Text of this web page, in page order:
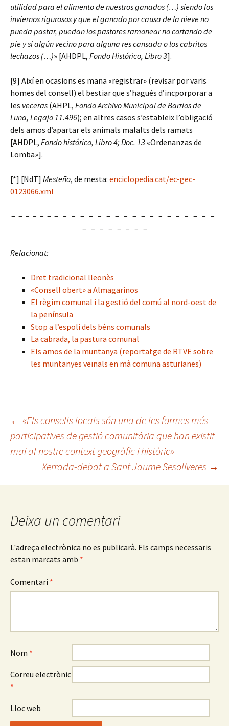
utilidad para el alimento de nuestros ganados (…) siendo los
inviernos rigurosos y que el ganado por causa de la nieve no
pueda pastar, puedan los pastores ramonear no cortando de
pie y si algún vecino para alguna res cansada o los cabritos
lechazos (…)» [AHDPL, Fondo Histórico, Libro 3].
[9] Així en ocasions es mana «registrar» (revisar por varis
homes del consell) el bestiar que s’hagués d’incporporar a
les veceras (AHPL, Fondo Archivo Municipal de Barrios de
Luna, Legajo 11.496); en altres casos s’estableix l’obligació
dels amos d’apartar els animals malalts dels ramats
[AHDPL, Fondo histórico, Libro 4; Doc. 13 «Ordenanzas de
Lomba»].
[*] [NdT] Mesteño, de mesta: enciclopedia.cat/ec-gec-
0123066.xml
– – – – – – – – – – – – – – – – – – – – – – – – –
– – – – – – – –
Relacionat:
Dret tradicional lleonès
«Consell obert» a Almagarinos
El règim comunal i la gestió del comú al nord-oest de
la península
Stop a l’espoli dels béns comunals
La cabrada, la pastura comunal
Els amos de la muntanya (reportatge de RTVE sobre
les muntanyes veïnals en mà comuna asturianes)
Navegació
per
les
entrades
← «Els consells locals són una de les formes més
participatives de gestió comunitària que han existit
mai al nostre context geogràfic i històric»
Xerrada-debat a Sant Jaume Sesoliveres →
Deixa un comentari
L'adreça electrònica no es publicarà. Els camps necessaris
estan marcats amb *
Comentari *
Nom *
Correu electrònic
*
Lloc web